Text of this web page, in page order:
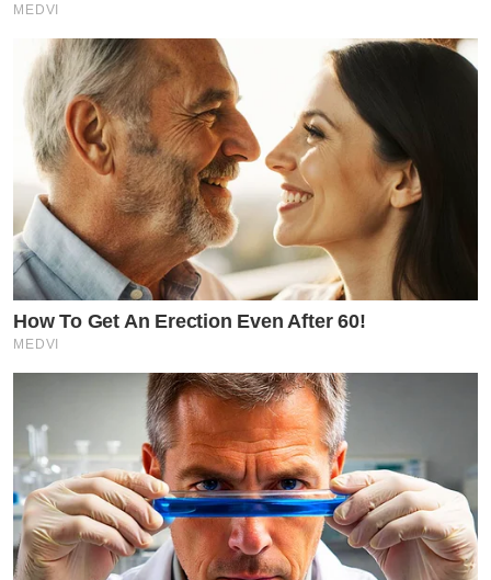
MEDVI
How To Get An Erection Even After 60!
MEDVI